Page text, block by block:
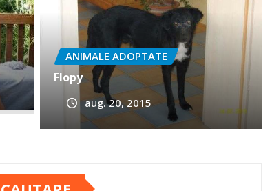
ANIMALE ADOPTATE
Flopy
aug. 20, 2015